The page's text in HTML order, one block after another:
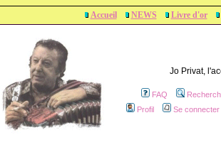
Accueil NEWS Livre d'or
Jo Privat,
FAQ
Profil
Se